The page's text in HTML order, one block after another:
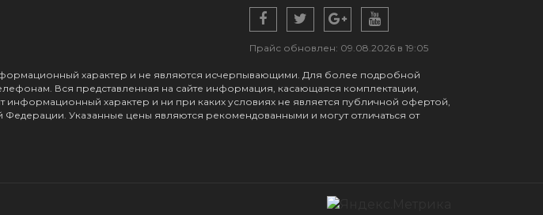
Прайс обновлен: 09.08.2026 в 19:05
характер и не являются исчерпывающими. Для более подробной
Вся представленная на сайте информация, касающаяся комплектации,
информационный характер и ни при каких условиях не является публичной офертой,
Указанные цены являются рекомендованными и могут отличаться от